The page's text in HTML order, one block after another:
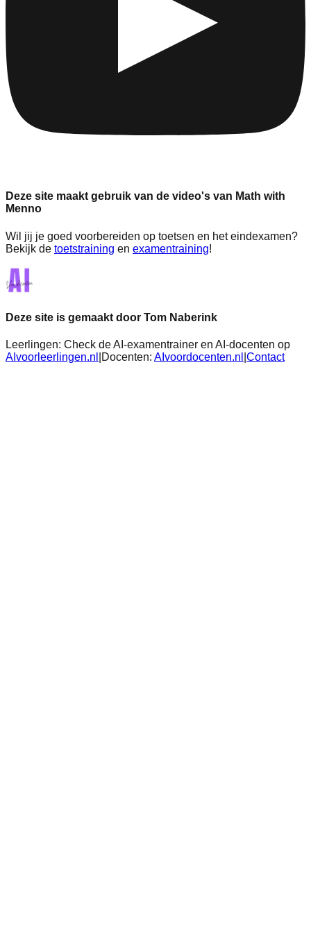
Deze site maakt gebruik van de video's van Math with
Menno
Wil jij je goed voorbereiden op toetsen en het eindexamen?
Bekijk de toetstraining en examentraining!
Deze site is gemaakt door Tom Naberink
Leerlingen: Check de AI-examentrainer en AI-docenten op
AIvoorleerlingen.nl
Docenten: AIvoordocenten.nl Contact